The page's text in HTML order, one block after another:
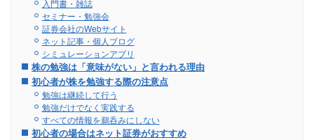
入門書・雑誌
セミナー・勉強会
証券会社のWebサイト
ネット記事・個人ブログ
シミュレーションアプリ
株の勉強は「意味がない」と言われる理由
初心者が株を勉強する際の注意点
勉強は継続して行う
勉強だけでなく実践する
すべての情報を鵜呑みにしない
初心者の場合はネット証券がおすすめ